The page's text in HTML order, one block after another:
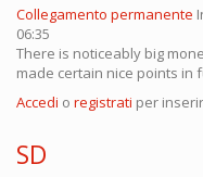
Collegamento permanente
06:35
There is noticeably big
made certain nice points in
Accedi o registrati per
SD